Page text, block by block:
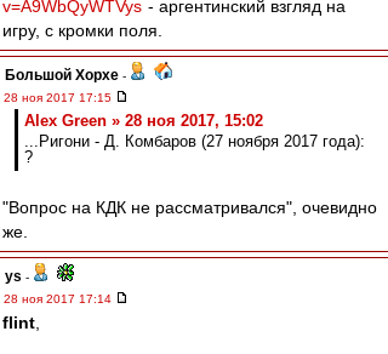
v=A9WbQyWTVys - аргентинский взгляд на
игру, с кромки поля.
Большой Хорхе -
28 ноя 2017 17:15
Alex Green » 28 ноя 2017, 15:02
...Ригони - Д. Комбаров (27 ноября 2017 года):
?
"Вопрос на КДК не рассматривался", очевидно
же.
ys -
28 ноя 2017 17:14
flint